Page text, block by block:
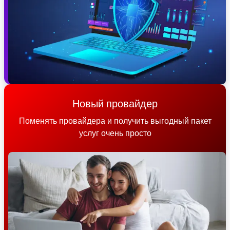
Новый провайдер
Поменять провайдера и получить выгодный пакет
услуг очень просто